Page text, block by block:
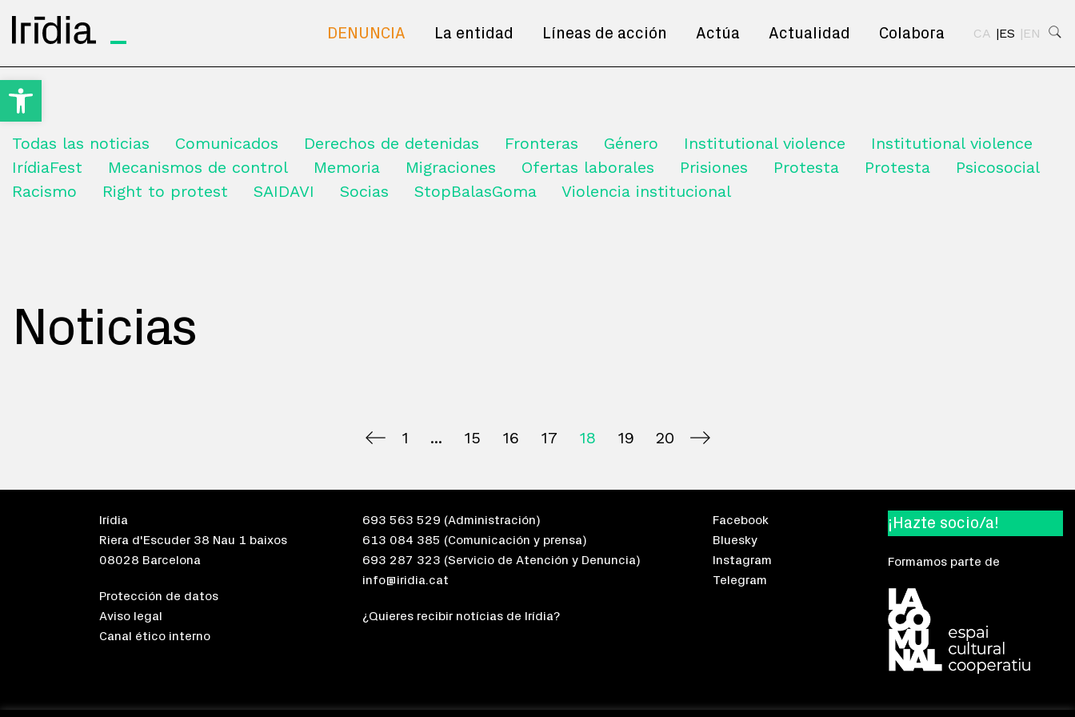
Open toolbar
Irídia DENUNCIA La entidad Líneas de acción Actúa Actualidad Colabora CA ES EN
Todas las noticias Comunicados Derechos de detenidas Fronteras Género Institutional violence
Institutional violence
IrídiaFest
Mecanismos de control Memoria Migraciones Ofertas laborales Prisiones Protesta Protesta
Psicosocial
Racismo
Right to protest SAIDAVI Socias StopBalasGoma Violencia institucional
Noticias
1 15 16 17 18 19 20
Irídia
Riera d'Escuder 38 Nau 1 baixos
08028 Barcelona
Protección de datos
Aviso legal
Canal ético interno
693 563 529 (Administración)
613 084 385 (Comunicación y prensa)
693 287 323 (Servicio de Atención y Denuncia)
info@iridia.cat
¿Quieres recibir notícias de Irídia?
Facebook
Bluesky
Instagram
Telegram
¡Hazte socio/a!
Formamos parte de